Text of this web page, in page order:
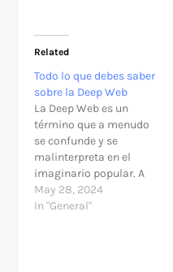
Related
Todo lo que debes saber
sobre la Deep Web
La Deep Web es un
término que a menudo
se confunde y se
malinterpreta en el
imaginario popular. A
diferencia de la Surface
Web, accesible a través
May 28, 2024
In "General"